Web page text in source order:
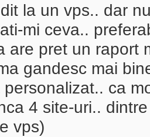
la un vps.. dar
mi ceva..
are pret un raport
gandesc mai
ca
4 site-uri..
vps)